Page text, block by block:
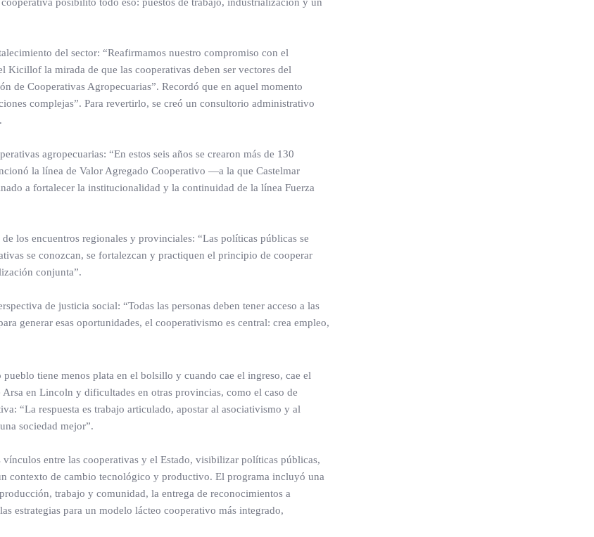
del sector: “Reafirmamos nuestro compromiso con el
la mirada de que las cooperativas deben ser vectores del
de Cooperativas Agropecuarias”. Recordó que en aquel momento
complejas”. Para revertirlo, se creó un consultorio administrativo
agropecuarias: “En estos seis años se crearon más de 130
la línea de Valor Agregado Cooperativo —a la que Castelmar
a fortalecer la institucionalidad y la continuidad de la línea Fuerza
los encuentros regionales y provinciales: “Las políticas públicas se
se conozcan, se fortalezcan y practiquen el principio de cooperar
conjunta”.
de justicia social: “Todas las personas deben tener acceso a las
generar esas oportunidades, el cooperativismo es central: crea empleo,
tiene menos plata en el bolsillo y cuando cae el ingreso, cae el
en Lincoln y dificultades en otras provincias, como el caso de
“La respuesta es trabajo articulado, apostar al asociativismo y al
sociedad mejor”.
entre las cooperativas y el Estado, visibilizar políticas públicas,
contexto de cambio tecnológico y productivo. El programa incluyó una
trabajo y comunidad, la entrega de reconocimientos a
estrategias para un modelo lácteo cooperativo más integrado,